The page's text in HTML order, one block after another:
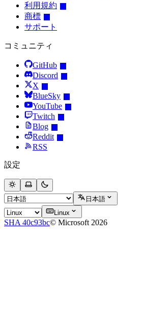
利用規約
商標
サポート
コミュニティ
GitHub
Discord
X
BlueSky
YouTube
Twitch
Blog
Reddit
RSS
設定
日本語
Linux
SHA 40c93bc© Microsoft 2026